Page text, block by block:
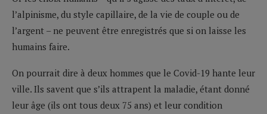
l’alpinisme, du style capillaire, de la vie de couple ou de
l’argent – ne peuvent être enregistrés que si on laisse les
humains faire.
On pourrait dire à deux hommes que le Covid-19 hante leur
ville. Ils savent que s’ils attrapent la maladie, étant donné
leur âge (ils ont tous deux 75 ans) et leur condition